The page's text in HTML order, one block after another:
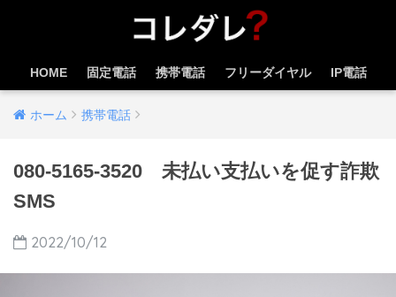
HOME 固定電話 携帯電話 フリーダイヤル IP電話
ホーム 携帯電話
080-5165-3520 未払い支払いを促す詐欺
SMS
2022/10/12